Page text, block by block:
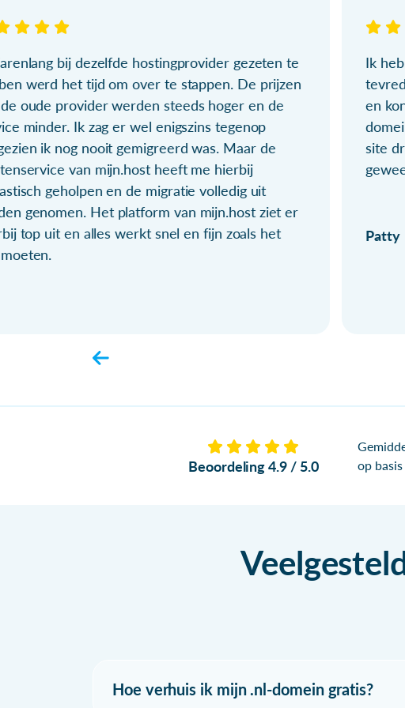
bij dezelfde hostingprovider gezeten te
werd het tijd om over te stappen. De prijzen
oude provider werden steeds hoger en de
minder. Ik zag er wel enigszins tegenop
ik nog nooit gemigreerd was. Maar de
van mijn.host heeft me hierbij
geholpen en de migratie volledig uit
genomen. Het platform van mijn.host ziet er
top uit en alles werkt snel en fijn zoals het
Ik
en
site
Patty
Beoordeling 4.9 / 5.0
op
Hoe verhuis ik mijn .nl-domein gratis?